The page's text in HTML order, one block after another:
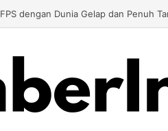
Tantangan Level Tinggi